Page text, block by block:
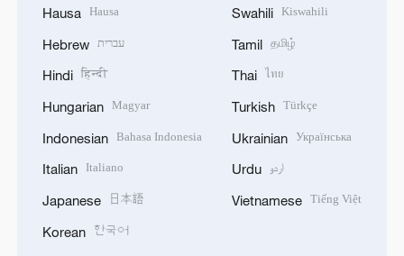
Hausa Hausa
Hebrew עברית
Hindi हिन्दी
Hungarian Magyar
Indonesian Bahasa Indonesia
Italian Italiano
Japanese 日本語
Korean 한국어
Swahili Kiswahili
Tamil தமிழ்
Thai ไทย
Turkish Türkçe
Ukrainian Українська
Urdu اردو
Vietnamese Tiếng Việt